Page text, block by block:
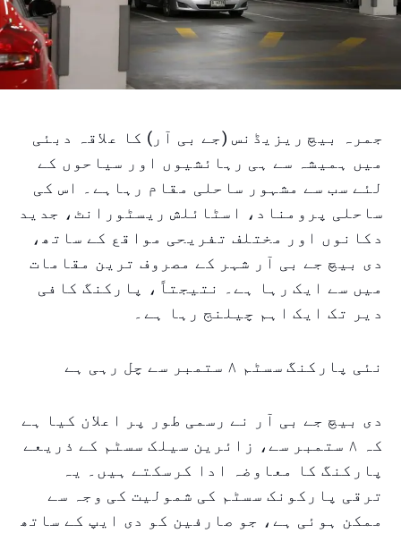
جمرہ بیچ ریزیڈنس (جے بی آر) کا علاقہ دبئی
میں ہمیشہ سے ہی رہائشیوں اور سیاحوں کے
لئے سب سے مشہور ساحلی مقام رہاہے۔ اس کی
ساحلی پرومناد، اسٹائلش ریسٹورانٹ، جدید
دکانوں اور مختلف تفریحی مواقع کے ساتھ،
دی بیچ جے بی آر شہر کے مصروف ترین مقامات
میں سے ایک رہا ہے۔ نتیجتاً، پارکنگ کافی
دیر تک ایک اہم چیلنج رہا ہے۔
نئی پارکنگ سسٹم ۸ ستمبر سے چل رہی ہے
دی بیچ جے بی آر نے رسمی طور پر اعلان کیا ہے
کہ ۸ ستمبر سے، زائرین سیلک سسٹم کے ذریعے
پارکنگ کا معاوضہ ادا کرسکتے ہیں۔ یہ
ترقی پارکونک سسٹم کی شمولیت کی وجہ سے
ممکن ہوئی ہے، جو صارفین کو دی ایپ کے ساتھ